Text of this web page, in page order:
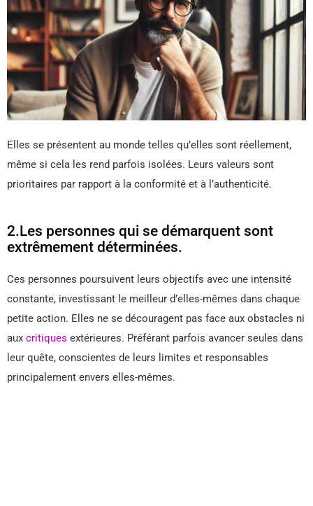
Elles se présentent au monde telles qu’elles sont réellement,
même si cela les rend parfois isolées. Leurs valeurs sont
prioritaires par rapport à la conformité et à l’authenticité.
2.Les personnes qui se démarquent sont
extrêmement déterminées.
Ces personnes poursuivent leurs objectifs avec une intensité
constante, investissant le meilleur d’elles-mêmes dans chaque
petite action. Elles ne se découragent pas face aux obstacles ni
aux critiques extérieures. Préférant parfois avancer seules dans
leur quête, conscientes de leurs limites et responsables
principalement envers elles-mêmes.